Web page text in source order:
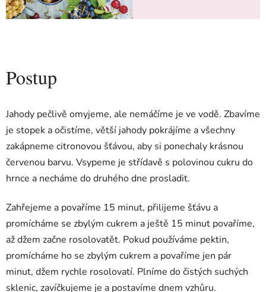
Postup
Jahody pečlivě omyjeme, ale nemáčíme je ve vodě. Zbavíme
je stopek a očistíme, větší jahody pokrájíme a všechny
zakápneme citronovou šťávou, aby si ponechaly krásnou
červenou barvu. Vsypeme je střídavě s polovinou cukru do
hrnce a necháme do druhého dne prosladit.
Zahřejeme a povaříme 15 minut, přilijeme šťávu a
promícháme se zbylým cukrem a ještě 15 minut povaříme,
až džem začne rosolovatět. Pokud používáme pektin,
promícháme ho se zbylým cukrem a povaříme jen pár
minut, džem rychle rosolovatí. Plníme do čistých suchých
sklenic, zavíčkujeme je a postavíme dnem vzhůru.